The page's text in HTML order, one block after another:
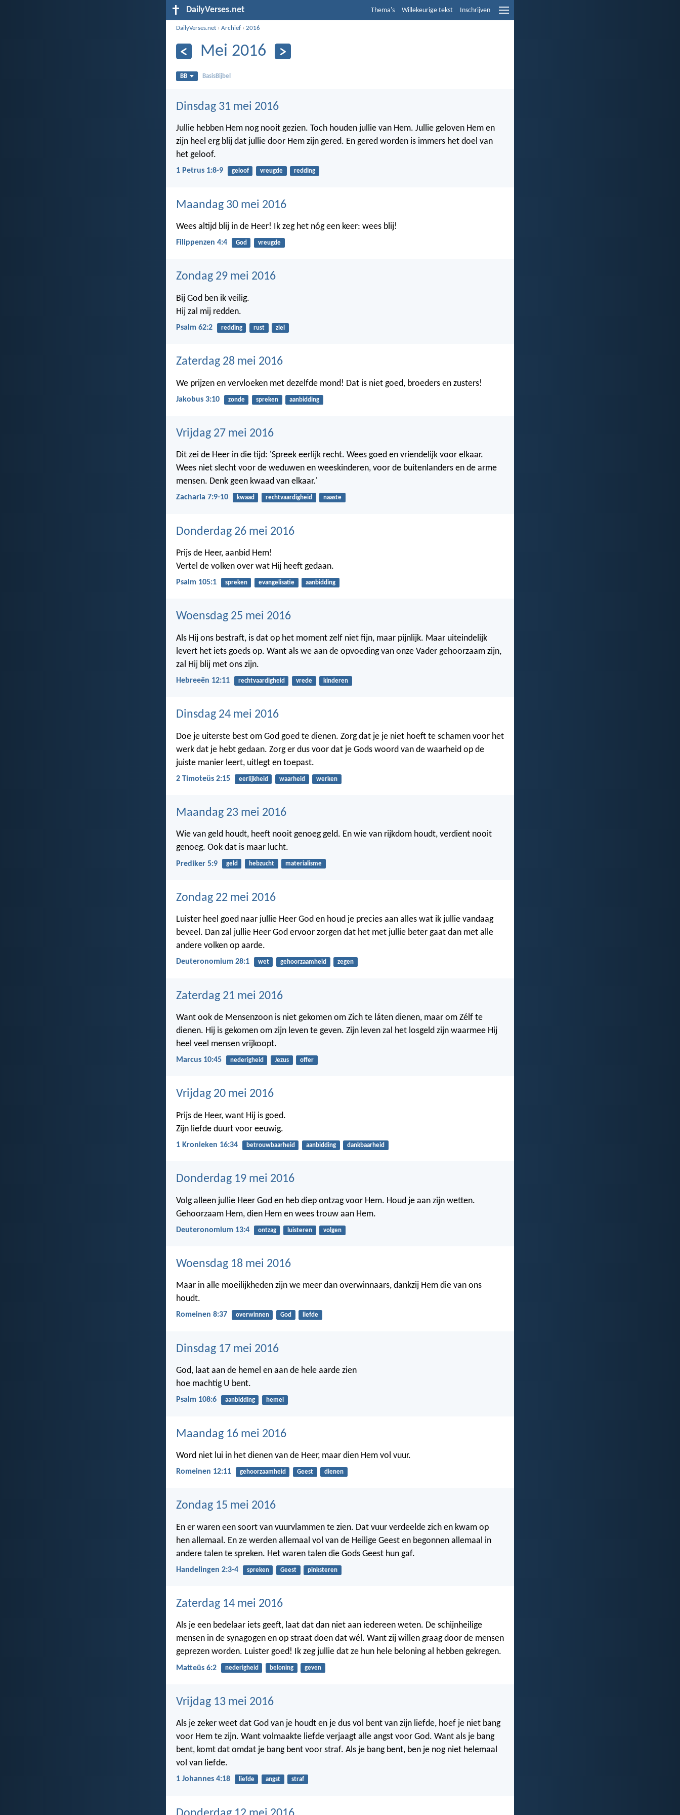
DailyVerses.net Thema's Willekeurige tekst Inschrijven
DailyVerses.net ›Archief ›2016
Mei 2016
BB BasisBijbel
Dinsdag 31 mei 2016
Jullie hebben Hem nog nooit gezien. Toch houden jullie van Hem. Jullie geloven Hem en
zijn heel erg blij dat jullie door Hem zijn gered. En gered worden is immers het doel van
het geloof.
1 Petrus 1:8-9 geloof vreugde redding
Maandag 30 mei 2016
Wees altijd blij in de Heer! Ik zeg het nóg een keer: wees blij!
Filippenzen 4:4 God vreugde
Zondag 29 mei 2016
Bij God ben ik veilig.
Hij zal mij redden.
Psalm 62:2 redding rust ziel
Zaterdag 28 mei 2016
We prijzen en vervloeken met dezelfde mond! Dat is niet goed, broeders en zusters!
Jakobus 3:10 zonde spreken aanbidding
Vrijdag 27 mei 2016
Dit zei de Heer in die tijd: 'Spreek eerlijk recht. Wees goed en vriendelijk voor elkaar.
Wees niet slecht voor de weduwen en weeskinderen, voor de buitenlanders en de arme
mensen. Denk geen kwaad van elkaar.'
Zacharia 7:9-10 kwaad rechtvaardigheid naaste
Donderdag 26 mei 2016
Prijs de Heer, aanbid Hem!
Vertel de volken over wat Hij heeft gedaan.
Psalm 105:1 spreken evangelisatie aanbidding
Woensdag 25 mei 2016
Als Hij ons bestraft, is dat op het moment zelf niet fijn, maar pijnlijk. Maar uiteindelijk
levert het iets goeds op. Want als we aan de opvoeding van onze Vader gehoorzaam zijn,
zal Hij blij met ons zijn.
Hebreeën 12:11 rechtvaardigheid vrede kinderen
Dinsdag 24 mei 2016
Doe je uiterste best om God goed te dienen. Zorg dat je je niet hoeft te schamen voor het
werk dat je hebt gedaan. Zorg er dus voor dat je Gods woord van de waarheid op de
juiste manier leert, uitlegt en toepast.
2 Timoteüs 2:15 eerlijkheid waarheid werken
Maandag 23 mei 2016
Wie van geld houdt, heeft nooit genoeg geld. En wie van rijkdom houdt, verdient nooit
genoeg. Ook dat is maar lucht.
Prediker 5:9 geld hebzucht materialisme
Zondag 22 mei 2016
Luister heel goed naar jullie Heer God en houd je precies aan alles wat ik jullie vandaag
beveel. Dan zal jullie Heer God ervoor zorgen dat het met jullie beter gaat dan met alle
andere volken op aarde.
Deuteronomium 28:1 wet gehoorzaamheid zegen
Zaterdag 21 mei 2016
Want ook de Mensenzoon is niet gekomen om Zich te láten dienen, maar om Zélf te
dienen. Hij is gekomen om zijn leven te geven. Zijn leven zal het losgeld zijn waarmee Hij
heel veel mensen vrijkoopt.
Marcus 10:45 nederigheid Jezus offer
Vrijdag 20 mei 2016
Prijs de Heer, want Hij is goed.
Zijn liefde duurt voor eeuwig.
1 Kronieken 16:34 betrouwbaarheid aanbidding dankbaarheid
Donderdag 19 mei 2016
Volg alleen jullie Heer God en heb diep ontzag voor Hem. Houd je aan zijn wetten.
Gehoorzaam Hem, dien Hem en wees trouw aan Hem.
Deuteronomium 13:4 ontzag luisteren volgen
Woensdag 18 mei 2016
Maar in alle moeilijkheden zijn we meer dan overwinnaars, dankzij Hem die van ons
houdt.
Romeinen 8:37 overwinnen God liefde
Dinsdag 17 mei 2016
God, laat aan de hemel en aan de hele aarde zien
hoe machtig U bent.
Psalm 108:6 aanbidding hemel
Maandag 16 mei 2016
Word niet lui in het dienen van de Heer, maar dien Hem vol vuur.
Romeinen 12:11 gehoorzaamheid Geest dienen
Zondag 15 mei 2016
En er waren een soort van vuurvlammen te zien. Dat vuur verdeelde zich en kwam op
hen allemaal. En ze werden allemaal vol van de Heilige Geest en begonnen allemaal in
andere talen te spreken. Het waren talen die Gods Geest hun gaf.
Handelingen 2:3-4 spreken Geest pinksteren
Zaterdag 14 mei 2016
Als je een bedelaar iets geeft, laat dat dan niet aan iedereen weten. De schijnheilige
mensen in de synagogen en op straat doen dat wél. Want zij willen graag door de mensen
geprezen worden. Luister goed! Ik zeg jullie dat ze hun hele beloning al hebben gekregen.
Matteüs 6:2 nederigheid beloning geven
Vrijdag 13 mei 2016
Als je zeker weet dat God van je houdt en je dus vol bent van zijn liefde, hoef je niet bang
voor Hem te zijn. Want volmaakte liefde verjaagt alle angst voor God. Want als je bang
bent, komt dat omdat je bang bent voor straf. Als je bang bent, ben je nog niet helemaal
vol van liefde.
1 Johannes 4:18 liefde angst straf